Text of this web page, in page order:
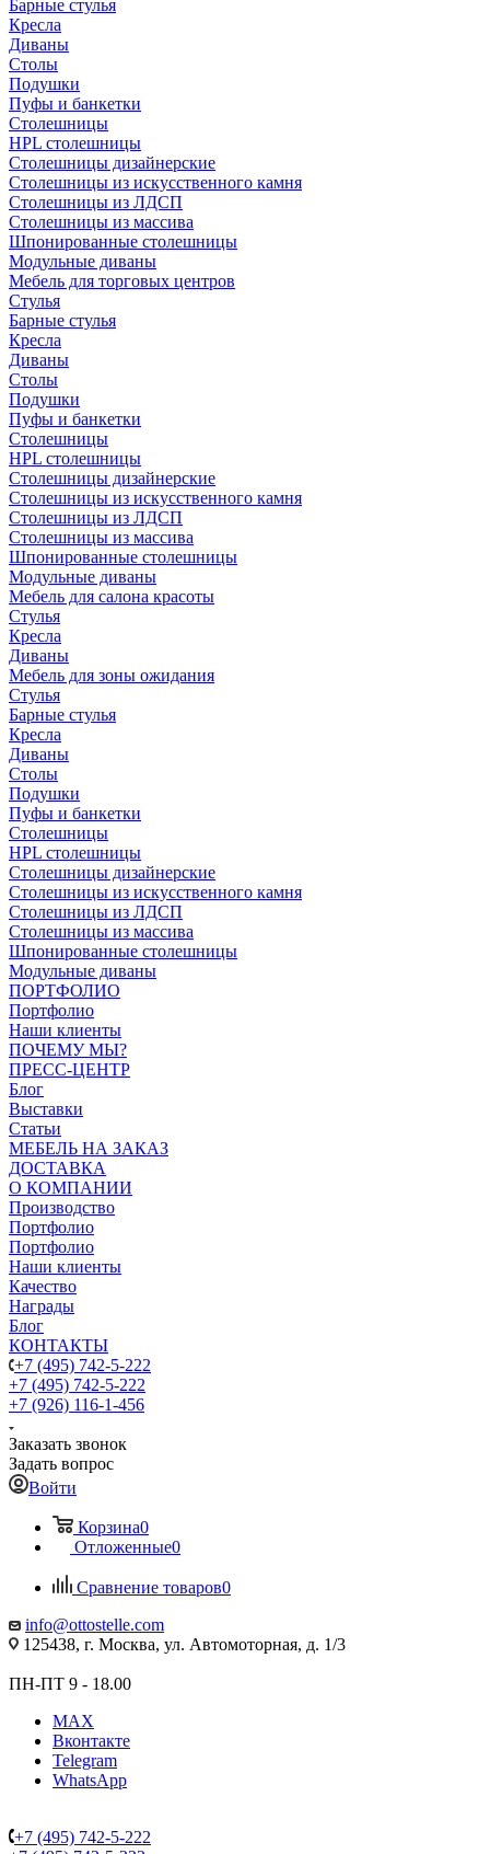
Барные стулья
Кресла
Диваны
Столы
Подушки
Пуфы и банкетки
Столешницы
HPL столешницы
Столешницы дизайнерские
Столешницы из искусственного камня
Столешницы из ЛДСП
Столешницы из массива
Шпонированные столешницы
Модульные диваны
Мебель для торговых центров
Стулья
Барные стулья
Кресла
Диваны
Столы
Подушки
Пуфы и банкетки
Столешницы
HPL столешницы
Столешницы дизайнерские
Столешницы из искусственного камня
Столешницы из ЛДСП
Столешницы из массива
Шпонированные столешницы
Модульные диваны
Мебель для салона красоты
Стулья
Кресла
Диваны
Мебель для зоны ожидания
Стулья
Барные стулья
Кресла
Диваны
Столы
Подушки
Пуфы и банкетки
Столешницы
HPL столешницы
Столешницы дизайнерские
Столешницы из искусственного камня
Столешницы из ЛДСП
Столешницы из массива
Шпонированные столешницы
Модульные диваны
ПОРТФОЛИО
Портфолио
Наши клиенты
ПОЧЕМУ МЫ?
ПРЕСС-ЦЕНТР
Блог
Выставки
Статьи
МЕБЕЛЬ НА ЗАКАЗ
ДОСТАВКА
О КОМПАНИИ
Производство
Портфолио
Портфолио
Наши клиенты
Качество
Награды
Блог
КОНТАКТЫ
+7 (495) 742-5-222
+7 (495) 742-5-222
+7 (926) 116-1-456
Заказать звонок
Задать вопрос
Войти
Корзина0
Отложенные0
Сравнение товаров0
info@ottostelle.com
125438, г. Москва, ул. Автомоторная, д. 1/3
ПН-ПТ 9 - 18.00
MAX
Вконтакте
Telegram
WhatsApp
+7 (495) 742-5-222